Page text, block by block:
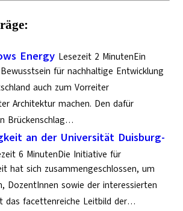
Energy Lesezeit 2 MinutenEin
für nachhaltige Entwicklung
auch zum Vorreiter
Architektur machen. Den dafür
Brückenschlag…
an der Universität Duisburg-
6 MinutenDie Initiative für
hat sich zusammengeschlossen, um
DozentInnen sowie der interessierten
das facettenreiche Leitbild der…